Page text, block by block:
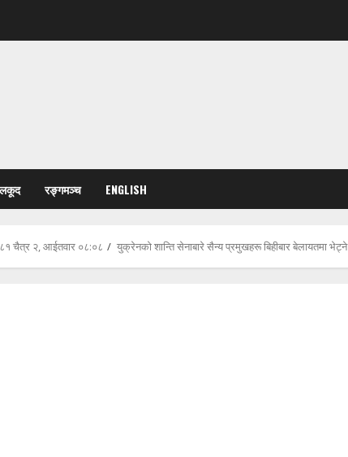
रङ्गमञ्च ENGLISH
चैत्र २, आईतवार ०८:०८ युक्रेनको शान्ति सेनाबारे सैन्य प्रमुखहरू बिहीबार बेलायतमा भेट्ने